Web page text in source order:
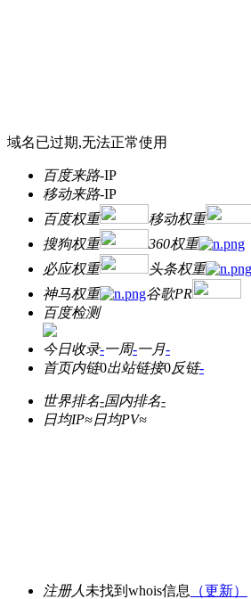
域名已过期,无法正常使用
百度来路-IP
移动来路-IP
百度权重
移动权重
搜狗权重
360权重
必应权重
头条权重
神马权重
谷歌PR
百度检测
今日收录-一周-一月-
首页内链0出站链接0反链-
世界排名-国内排名-
日均IP≈日均PV≈
注册人 未找到whois信息 （更新）